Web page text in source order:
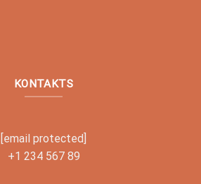
KONTAKTS
[email protected]
+1 234 567 89